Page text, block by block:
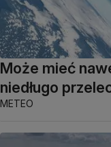
Może mieć
niedługo
METEO